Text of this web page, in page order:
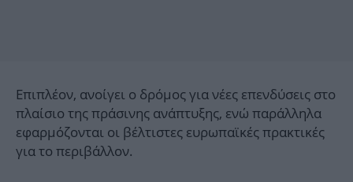
Επιπλέον, ανοίγει ο δρόμος για νέες επενδύσεις στο
πλαίσιο της πράσινης ανάπτυξης, ενώ παράλληλα
εφαρμόζονται οι βέλτιστες ευρωπαϊκές πρακτικές
για το περιβάλλον.